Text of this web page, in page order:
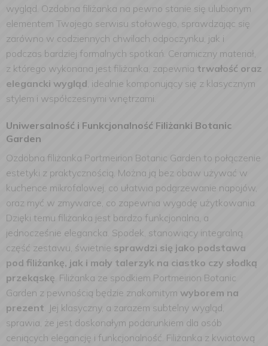
wygląd. Ozdobna filiżanka na pewno stanie się ulubionym
elementem Twojego serwisu stołowego, sprawdzając się
zarówno w codziennych chwilach odpoczynku, jak i
podczas bardziej formalnych spotkań. Ceramiczny materiał,
z którego wykonana jest filiżanka, zapewnia trwałość oraz
elegancki wygląd, idealnie komponujący się z klasycznym
stylem i współczesnymi wnętrzami.
Uniwersalność i Funkcjonalność Filiżanki Botanic
Garden
Ozdobna filiżanka Portmeirion Botanic Garden to połączenie
estetyki z praktycznością. Można ją bez obaw używać w
kuchence mikrofalowej, co ułatwia podgrzewanie napojów,
oraz myć w zmywarce, co zapewnia wygodę użytkowania.
Dzięki temu filiżanka jest bardzo funkcjonalna, a
jednocześnie elegancka. Spodek, stanowiący integralną
część zestawu, świetnie sprawdzi się jako podstawa
pod filiżankę, jak i mały talerzyk na ciastko czy słodką
przekąskę. Filiżanka ze spodkiem Portmeirion Botanic
Garden z pewnością będzie znakomitym wyborem na
prezent. Jej klasyczny, a zarazem subtelny wygląd,
sprawia, że jest doskonałym podarunkiem dla osób
ceniących elegancję i funkcjonalność. Filiżanka z kwiatową